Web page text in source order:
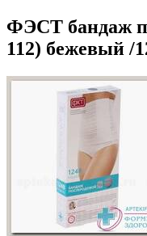
ФЭСТ бандаж
112) бежевый /